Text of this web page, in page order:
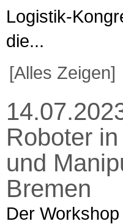
Logistik-
die...
[Alles Zeigen]
Roboter
und
Bremen
Der